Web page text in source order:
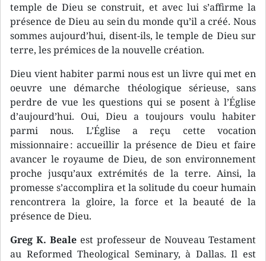
temple de Dieu se construit, et avec lui s’affirme la
présence de Dieu au sein du monde qu’il a créé. Nous
sommes aujourd’hui, disent-ils, le temple de Dieu sur
terre, les prémices de la nouvelle création.
Dieu vient habiter parmi nous est un livre qui met en
oeuvre une démarche théologique sérieuse, sans
perdre de vue les questions qui se posent à l’Église
d’aujourd’hui. Oui, Dieu a toujours voulu habiter
parmi nous. L’Église a reçu cette vocation
missionnaire : accueillir la présence de Dieu et faire
avancer le royaume de Dieu, de son environnement
proche jusqu’aux extrémités de la terre. Ainsi, la
promesse s’accomplira et la solitude du coeur humain
rencontrera la gloire, la force et la beauté de la
présence de Dieu.
Greg K. Beale est professeur de Nouveau Testament
au Reformed Theological Seminary, à Dallas. Il est